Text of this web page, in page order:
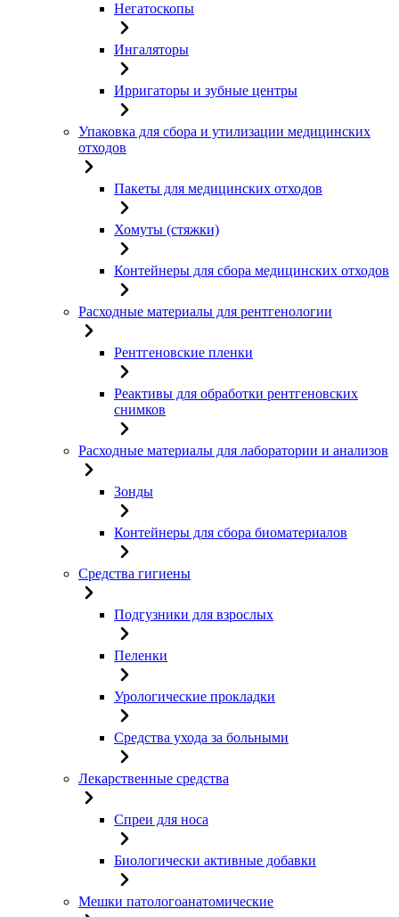
Негатоскопы
Ингаляторы
Ирригаторы и зубные центры
Упаковка для сбора и утилизации медицинских
отходов
Пакеты для медицинских отходов
Хомуты (стяжки)
Контейнеры для сбора медицинских отходов
Расходные материалы для рентгенологии
Рентгеновские пленки
Реактивы для обработки рентгеновских
снимков
Расходные материалы для лаборатории и анализов
Зонды
Контейнеры для сбора биоматериалов
Средства гигиены
Подгузники для взрослых
Пеленки
Урологические прокладки
Средства ухода за больными
Лекарственные средства
Спреи для носа
Биологически активные добавки
Мешки патологоанатомические